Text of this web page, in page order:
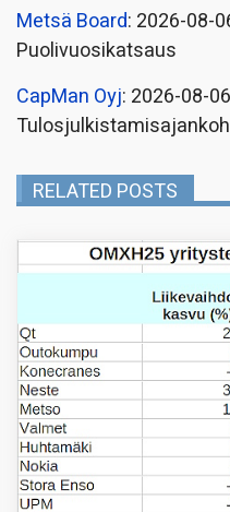
Metsä Board: 2026-08-
Puolivuosikatsaus
CapMan Oyj: 2026-08-
RELATED POSTS